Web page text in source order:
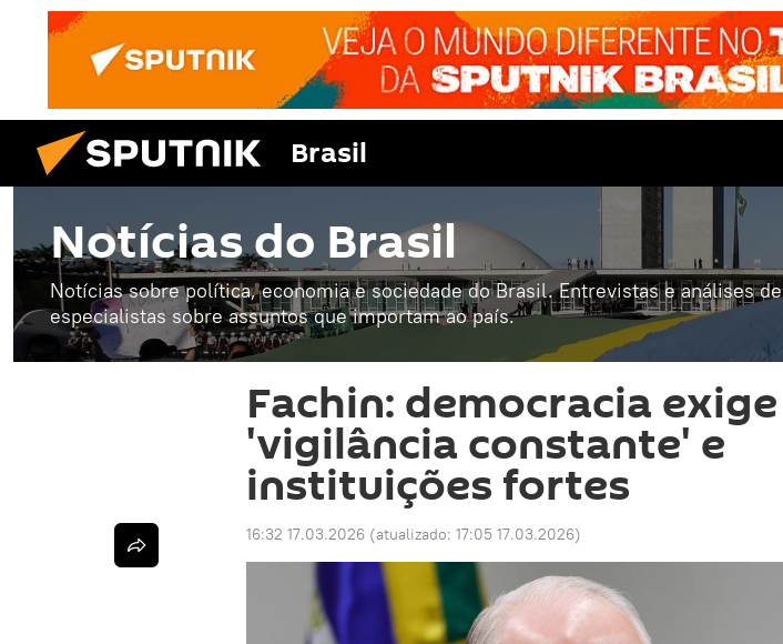
Brasil
Notícias do Brasil
Notícias sobre política, economia e sociedade do Brasil. Entrevistas e análises de
especialistas sobre assuntos que importam ao país.
Fachin: democracia exige
'vigilância constante' e
instituições fortes
16:32 17.03.2026 (atualizado: 17:05 17.03.2026)